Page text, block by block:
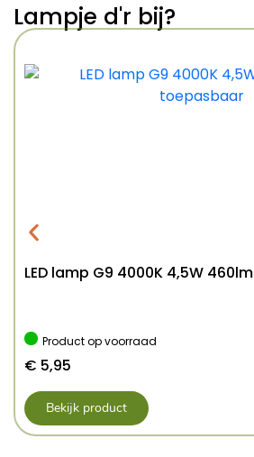
Lampje d'r bij?
LED lamp G9 4000K 4,5W 460lm
Product op voorraad
€ 5,95
Bekijk product